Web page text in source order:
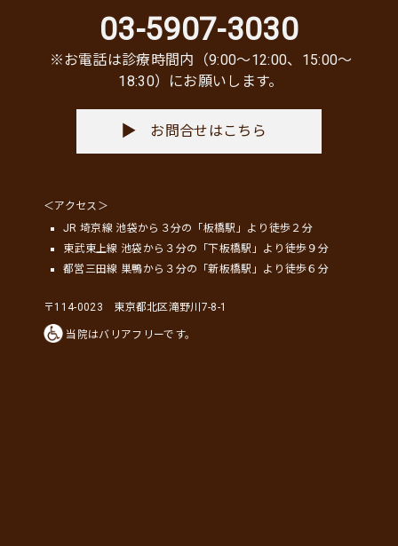
03-5907-3030
※お電話は診療時間内（9:00〜12:00、15:00〜
18:30）にお願いします。
お問合せはこちら
＜アクセス＞
JR 埼京線 池袋から３分の「板橋駅」より徒歩２分
東武東上線 池袋から３分の「下板橋駅」より徒歩９分
都営三田線 巣鴨から３分の「新板橋駅」より徒歩６分
〒114-0023 東京都北区滝野川7-8-1
当院はバリアフリーです。